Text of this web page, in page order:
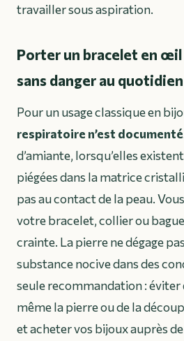
travailler sous aspiration.
Porter un bracelet en
sans danger au quotidien
Pour un usage classique en
respiratoire n’est documenté
d’amiante, lorsqu’elles
piégées dans la matrice
pas au contact de la peau.
votre bracelet, collier ou
crainte. La pierre ne dégage
substance nocive dans des
seule recommandation : éviter
même la pierre ou de la
et acheter vos bijoux auprès